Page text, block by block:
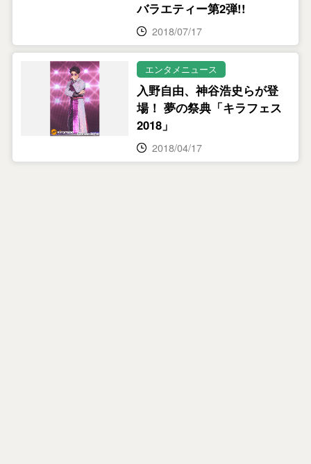
バラエティー第2弾!!
2018/07/17
エンタメニュース
入野自由、神谷浩史らが登
場！ 夢の祭典「キラフェス
2018」
2018/04/17